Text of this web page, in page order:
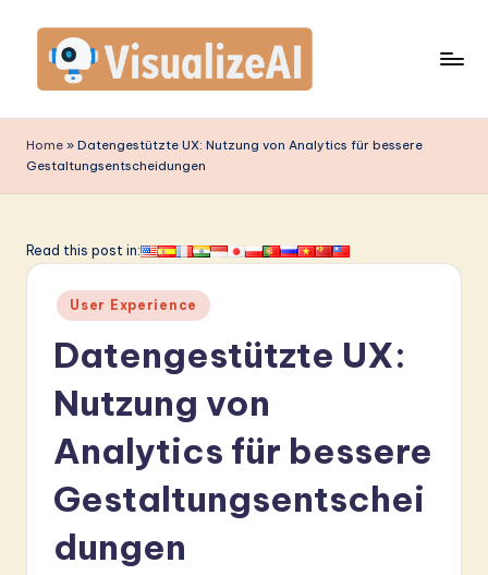
content
is
u
li
A
m
Home » Datengestützte UX: Nutzung von Analytics für bessere
Gestaltungsentscheidungen
Read this post in:
Posted
in
User Experience
Datengestützte UX:
Nutzung von
Analytics für bessere
Gestaltungsentschei
dungen